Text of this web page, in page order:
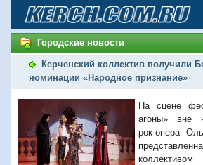
Городские новости
Керченский коллектив получили
номинации «Народное признание»
На сцене
агоны» вне
рок-опера